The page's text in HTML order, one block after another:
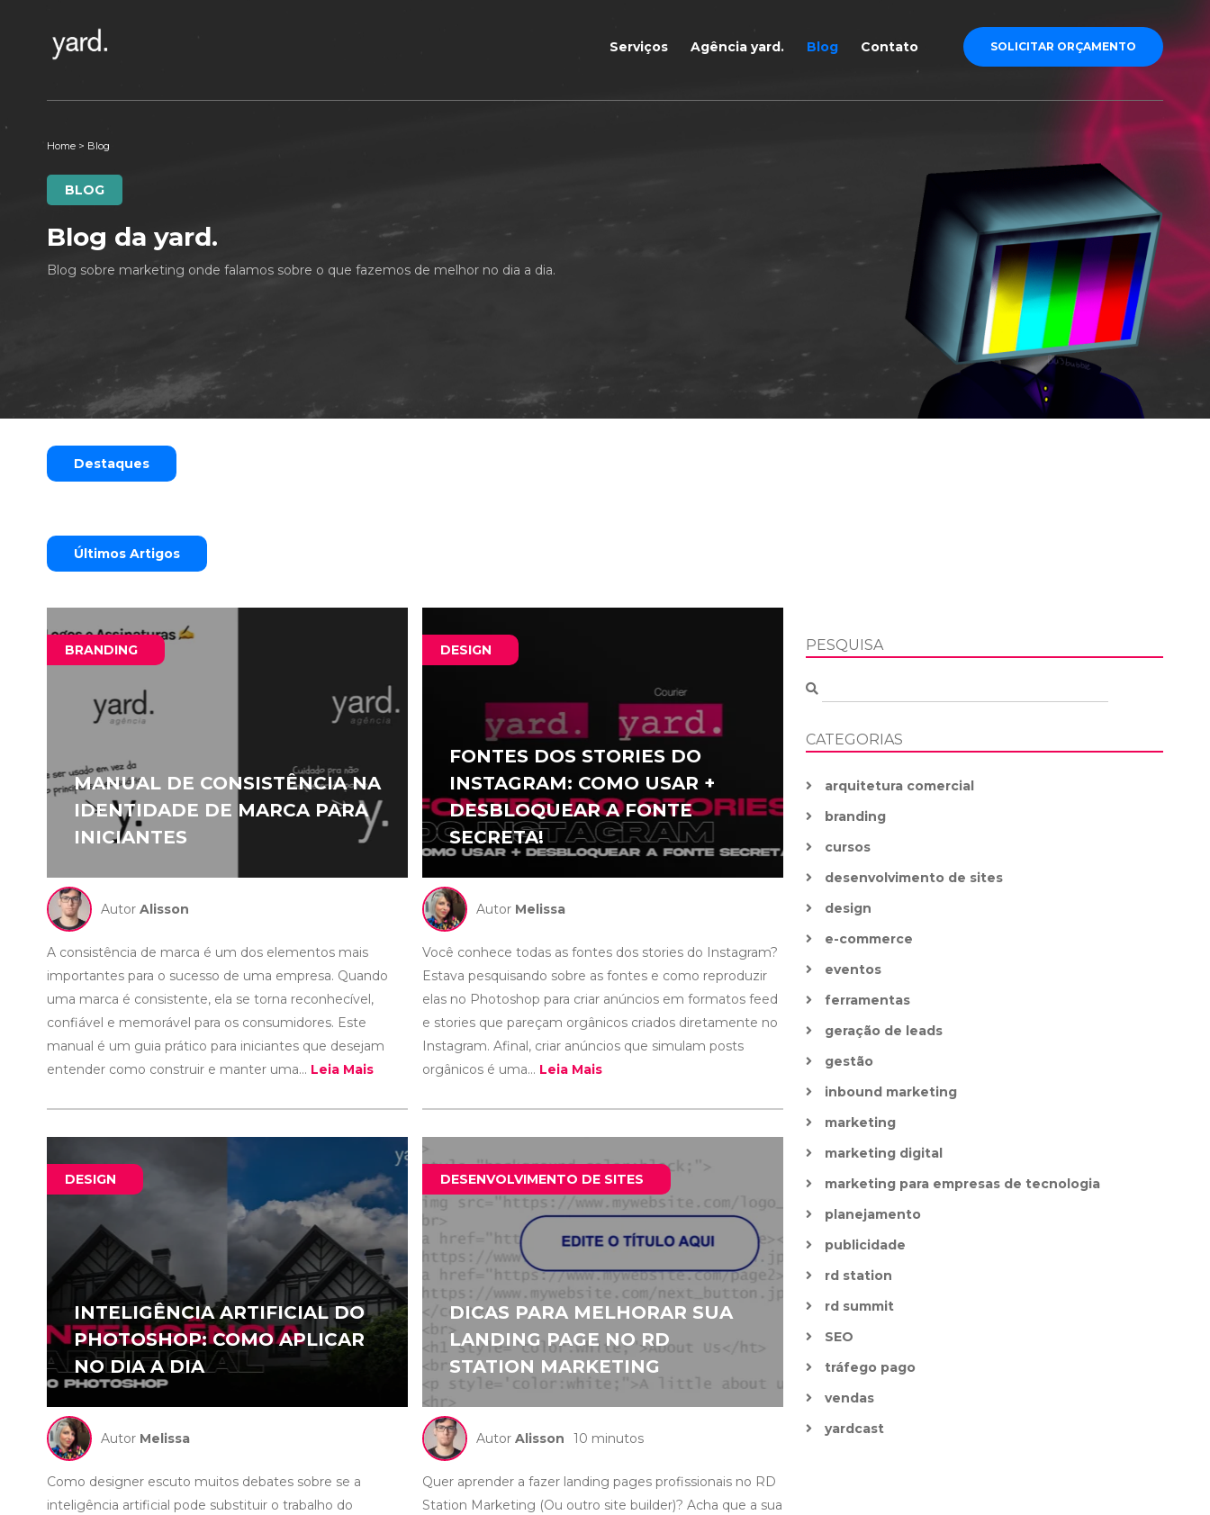
Serviços Agência yard. Blog Contato SOLICITAR ORÇAMENTO
Home > Blog
BLOG
Blog da yard.
Blog sobre marketing onde falamos sobre o que fazemos de melhor no dia a dia.
Destaques
Últimos Artigos
BRANDING
MANUAL DE CONSISTÊNCIA NA
IDENTIDADE DE MARCA PARA
INICIANTES
Autor Alisson
A consistência de marca é um dos elementos mais
importantes para o sucesso de uma empresa. Quando
uma marca é consistente, ela se torna reconhecível,
confiável e memorável para os consumidores. Este
manual é um guia prático para iniciantes que desejam
entender como construir e manter uma... Leia Mais
DESIGN
FONTES DOS STORIES DO
INSTAGRAM: COMO USAR +
DESBLOQUEAR A FONTE
SECRETA!
Autor Melissa
Você conhece todas as fontes dos stories do Instagram?
Estava pesquisando sobre as fontes e como reproduzir
elas no Photoshop para criar anúncios em formatos feed
e stories que pareçam orgânicos criados diretamente no
Instagram. Afinal, criar anúncios que simulam posts
orgânicos é uma... Leia Mais
DESIGN
INTELIGÊNCIA ARTIFICIAL DO
PHOTOSHOP: COMO APLICAR
NO DIA A DIA
Autor Melissa
Como designer escuto muitos debates sobre se a
inteligência artificial pode substituir o trabalho do
DESENVOLVIMENTO DE SITES
DICAS PARA MELHORAR SUA
LANDING PAGE NO RD
STATION MARKETING
AutorAlisson 10 minutos
Quer aprender a fazer landing pages profissionais no RD
Station Marketing (Ou outro site builder)? Acha que a sua
PESQUISA
CATEGORIAS
arquitetura comercial
branding
cursos
desenvolvimento de sites
design
e-commerce
eventos
ferramentas
geração de leads
gestão
inbound marketing
marketing
marketing digital
marketing para empresas de tecnologia
planejamento
publicidade
rd station
rd summit
SEO
tráfego pago
vendas
yardcast